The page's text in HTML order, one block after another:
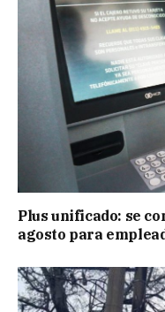
Plus unificado: se
agosto para